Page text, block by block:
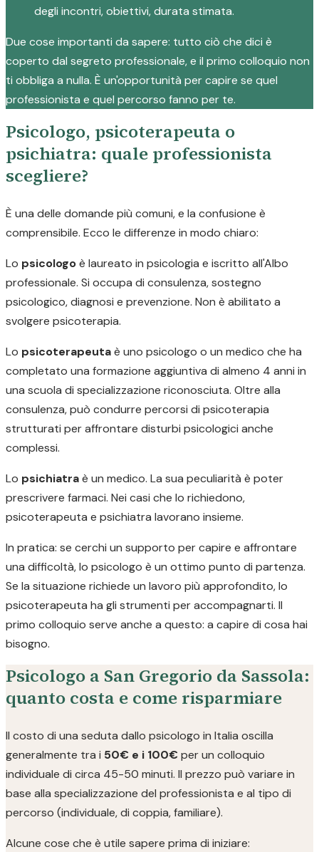
degli incontri, obiettivi, durata stimata.
Due cose importanti da sapere: tutto ciò che dici è
coperto dal segreto professionale, e il primo colloquio non
ti obbliga a nulla. È un'opportunità per capire se quel
professionista e quel percorso fanno per te.
Psicologo, psicoterapeuta o
psichiatra: quale professionista
scegliere?
È una delle domande più comuni, e la confusione è
comprensibile. Ecco le differenze in modo chiaro:
Lo psicologoè laureato in psicologia e iscritto all'Albo
professionale. Si occupa di consulenza, sostegno
psicologico, diagnosi e prevenzione. Non è abilitato a
svolgere psicoterapia.
Lo psicoterapeutaè uno psicologo o un medico che ha
completato una formazione aggiuntiva di almeno 4 anni in
una scuola di specializzazione riconosciuta. Oltre alla
consulenza, può condurre percorsi di psicoterapia
strutturati per affrontare disturbi psicologici anche
complessi.
Lo psichiatraè un medico. La sua peculiarità è poter
prescrivere farmaci. Nei casi che lo richiedono,
psicoterapeuta e psichiatra lavorano insieme.
In pratica: se cerchi un supporto per capire e affrontare
una difficoltà, lo psicologo è un ottimo punto di partenza.
Se la situazione richiede un lavoro più approfondito, lo
psicoterapeuta ha gli strumenti per accompagnarti. Il
primo colloquio serve anche a questo: a capire di cosa hai
bisogno.
Psicologo a San Gregorio da Sassola:
quanto costa e come risparmiare
Il costo di una seduta dallo psicologo in Italia oscilla
generalmente tra i 50€ e i 100€ per un colloquio
individuale di circa 45-50 minuti. Il prezzo può variare in
base alla specializzazione del professionista e al tipo di
percorso (individuale, di coppia, familiare).
Alcune cose che è utile sapere prima di iniziare: